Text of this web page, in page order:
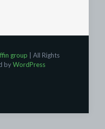
group | All Rights
byWordPress